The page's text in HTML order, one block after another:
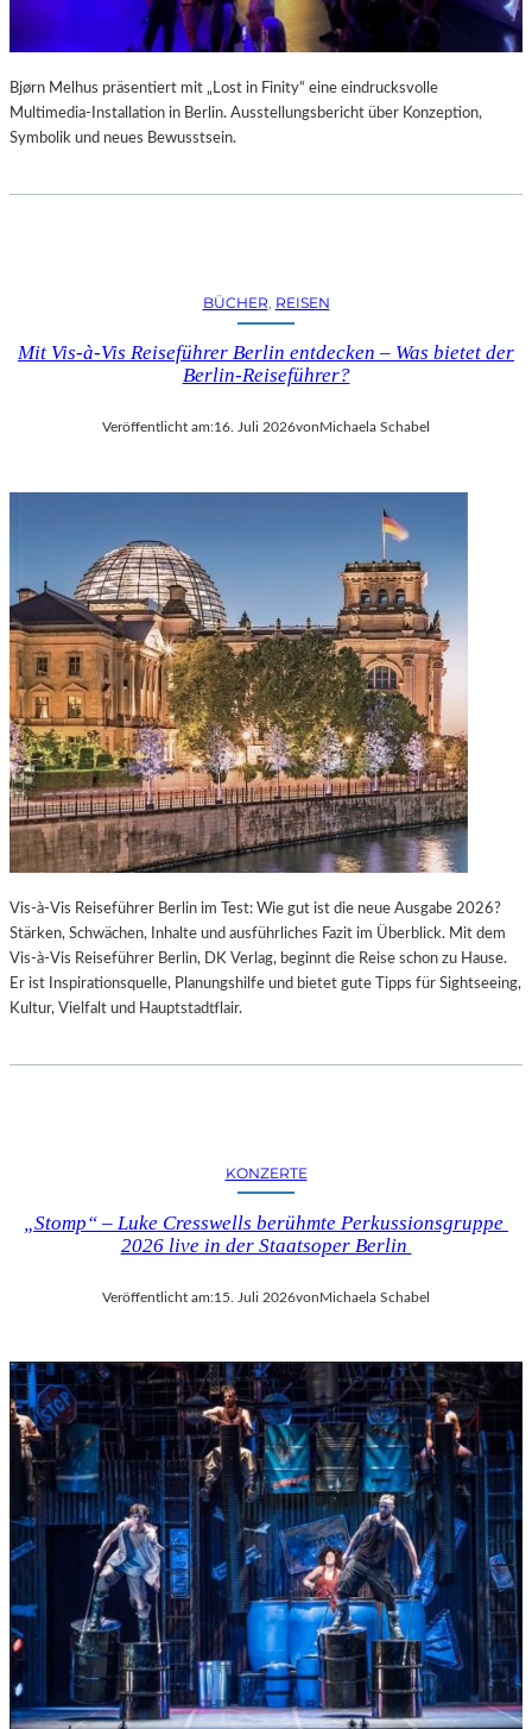
Bjørn Melhus präsentiert mit „Lost in Finity“ eine eindrucksvolle
Multimedia-Installation in Berlin. Ausstellungsbericht über Konzeption,
Symbolik und neues Bewusstsein.
BÜCHER, REISEN
Mit Vis-à-Vis Reiseführer Berlin entdecken – Was bietet der
Berlin-Reiseführer?
Veröffentlicht am:16. Juli 2026von Michaela Schabel
Vis-à-Vis Reiseführer Berlin im Test: Wie gut ist die neue Ausgabe 2026?
Stärken, Schwächen, Inhalte und ausführliches Fazit im Überblick. Mit dem
Vis-à-Vis Reiseführer Berlin, DK Verlag, beginnt die Reise schon zu Hause.
Er ist Inspirationsquelle, Planungshilfe und bietet gute Tipps für Sightseeing,
Kultur, Vielfalt und Hauptstadtflair.
KONZERTE
„Stomp“ – Luke Cresswells berühmte Perkussionsgruppe
2026 live in der Staatsoper Berlin
Veröffentlicht am:15. Juli 2026vonMichaela Schabel